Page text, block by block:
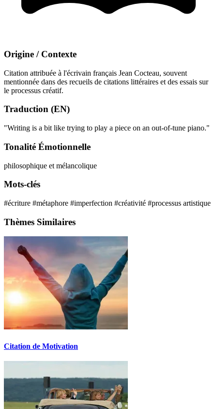
Origine / Contexte
Citation attribuée à l'écrivain français Jean Cocteau, souvent
mentionnée dans des recueils de citations littéraires et des essais sur
le processus créatif.
Traduction (EN)
"Writing is a bit like trying to play a piece on an out-of-tune piano."
Tonalité Émotionnelle
philosophique et mélancolique
Mots-clés
#écriture #métaphore #imperfection #créativité #processus artistique
Thèmes Similaires
Citation de Motivation